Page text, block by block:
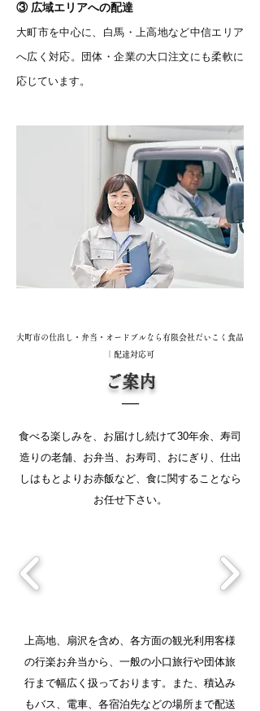
③ 広域エリアへの配達
大町市を中心に、白馬・上高地など中信エリア
へ広く対応。団体・企業の大口注文にも柔軟に
応じています。
大町市の仕出し・弁当・オードブルなら有限会社だいこく食品
｜配達対応可
ご案内
​―
食べる楽しみを、お届けし続けて30年余、寿司
造りの老舗、お弁当、お寿司、おにぎり、仕出
しはもとよりお赤飯など、食に関することなら
お任せ下さい。
上高地、扇沢を含め、各方面の観光利用客様
の行楽お弁当から、一般の小口旅行や団体旅
行まで幅広く扱っております。また、積込み
もバス、電車、各宿泊先などの場所まで配送